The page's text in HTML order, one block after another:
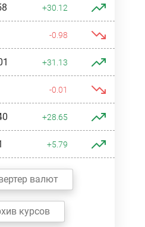
+30.12
-0.98
+31.13
-0.01
+28.65
+5.79
валют
курсов